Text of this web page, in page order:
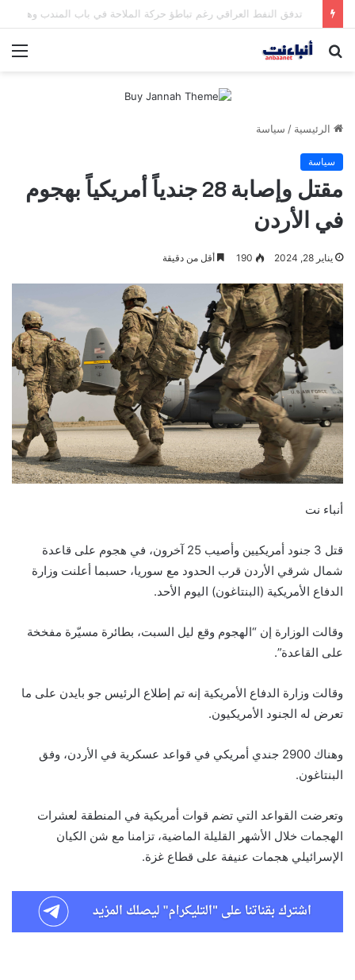
مقتل شخصين وإصابة 5 في إطلاق نار بمهرجان بمدينة سياتل الأميركية
بحث
الرئيسية / سياسة
سياسة
مقتل وإصابة 28 جندياً أمريكياً بهجوم
في الأردن
يناير 28, 2024 190 أقل من دقيقة
أنباء نت
قتل 3 جنود أمريكيين وأصيب 25 آخرون، في هجوم على قاعدة
شمال شرقي الأردن قرب الحدود مع سوريا، حسبما أعلنت وزارة
الدفاع الأمريكية (البنتاغون) اليوم الأحد.
وقالت الوزارة إن “الهجوم وقع ليل السبت، بطائرة مسيّرة مفخخة
على القاعدة”.
وقالت وزارة الدفاع الأمريكية إنه تم إطلاع الرئيس جو بايدن على ما
تعرض له الجنود الأمريكيون.
وهناك 2900 جندي أمريكي في قواعد عسكرية في الأردن، وفق
البنتاغون.
وتعرضت القواعد التي تضم قوات أمريكية في المنطقة لعشرات
الهجمات خلال الأشهر القليلة الماضية، تزامنا مع شن الكيان
الإسرائيلي هجمات عنيفة على قطاع غزة.